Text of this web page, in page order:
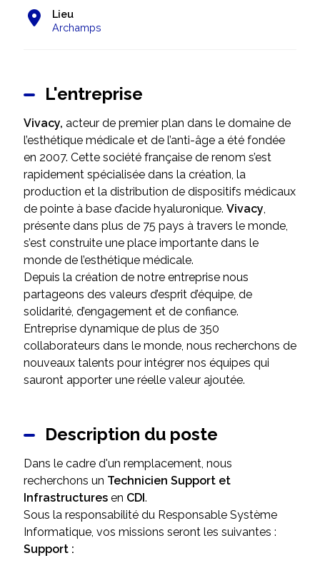
Lieu
Archamps
L'entreprise
Vivacy, acteur de premier plan dans le domaine de
l’esthétique médicale et de l’anti-âge a été fondée
en 2007. Cette société française de renom s’est
rapidement spécialisée dans la création, la
production et la distribution de dispositifs médicaux
de pointe à base d’acide hyaluronique. Vivacy,
présente dans plus de 75 pays à travers le monde,
s’est construite une place importante dans le
monde de l’esthétique médicale.
Depuis la création de notre entreprise nous
partageons des valeurs d’esprit d’équipe, de
solidarité, d’engagement et de confiance.
Entreprise dynamique de plus de 350
collaborateurs dans le monde, nous recherchons de
nouveaux talents pour intégrer nos équipes qui
sauront apporter une réelle valeur ajoutée.
Description du poste
Dans le cadre d'un remplacement, nous
recherchons un Technicien Support et
Infrastructures en CDI.
Sous la responsabilité du Responsable Système
Informatique, vos missions seront les suivantes :
Support :